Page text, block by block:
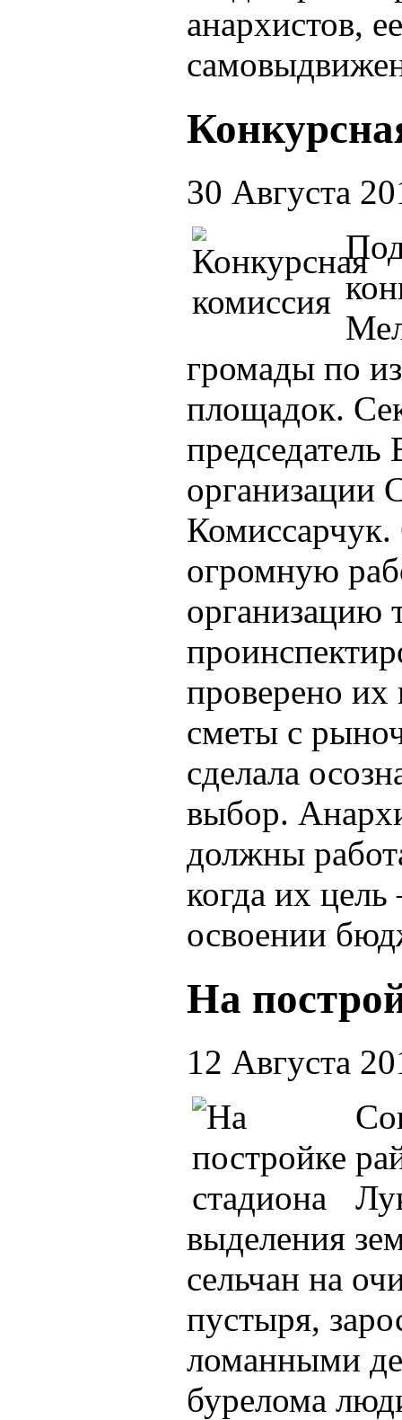
анархистов,
30 Августа
громады по
площадок.
организации
огромную
организацию
проверено их
сметы с
сделала
выбор.
должны
когда их
освоении
На
12 Августа
выделения
сельчан на
пустыря,
ломанными
бурелома